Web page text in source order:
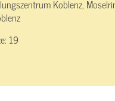
Koblenz,
19